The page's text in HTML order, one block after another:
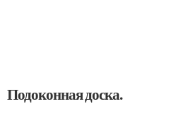
Подоконная доска.